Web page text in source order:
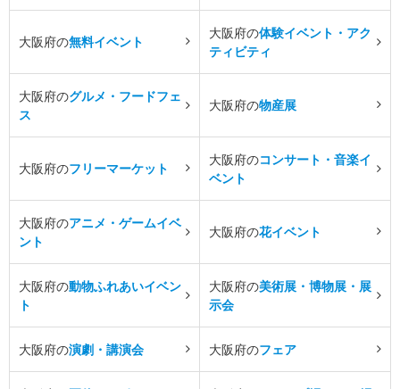
大阪府の無料イベント
大阪府の体験イベント・アク
ティビティ
大阪府のグルメ・フードフェ
ス
大阪府の物産展
大阪府のフリーマーケット
大阪府のコンサート・音楽イ
ベント
大阪府のアニメ・ゲームイベ
ント
大阪府の花イベント
大阪府の動物ふれあいイベン
ト
大阪府の美術展・博物展・展
示会
大阪府の演劇・講演会 大阪府のフェア